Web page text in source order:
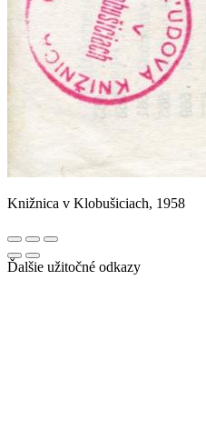
Knižnica v Klobušiciach, 1958
Ďalšie užitočné odkazy